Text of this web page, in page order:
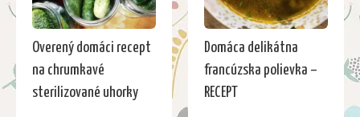
Overený domáci recept
na chrumkavé
sterilizované uhorky
Domáca delikátna
francúzska polievka –
RECEPT